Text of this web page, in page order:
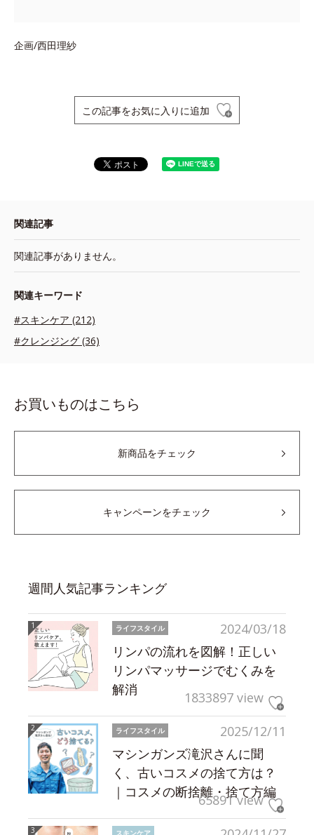
企画/西田理紗
この記事をお気に入りに追加
関連記事
関連記事がありません。
関連キーワード
#スキンケア (212)
#クレンジング (36)
お買いものはこちら
新商品をチェック
キャンペーンをチェック
週間人気記事ランキング
2024/03/18
ライフスタイル
リンパの流れを図解！正しい
リンパマッサージでむくみを
解消
1833897 view
2025/12/11
ライフスタイル
マシンガンズ滝沢さんに聞
く、古いコスメの捨て方は？
｜コスメの断捨離・捨て方編
65891 view
スキンケア